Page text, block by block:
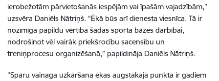
ierobežotām pārvietošanās iespējām vai īpašām vajadzībām,”
uzsvēra Daniēls Nātriņš. “Ēkā būs arī dienesta viesnīca. Tā ir
nozīmīga papildu vērtība šādas sporta bāzes darbībai,
nodrošinot vēl vairāk priekšrocību sacensību un
treniņprocesu organizēšanā,” papildināja Daniēls Nātriņš.
“Spāru vainaga uzkāršana ēkas augstākajā punktā ir gadiem